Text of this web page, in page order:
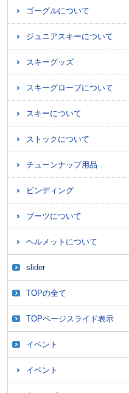
ゴーグルについて
ジュニアスキーについて
スキーグッズ
スキーグローブについて
スキーについて
ストックについて
チューンナップ用品
ビンディング
ブーツについて
ヘルメットについて
slider
TOPの全て
TOPページスライド表示
イベント
イベント